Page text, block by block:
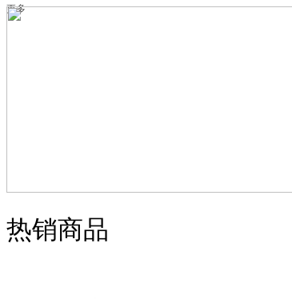
更多
热销商品